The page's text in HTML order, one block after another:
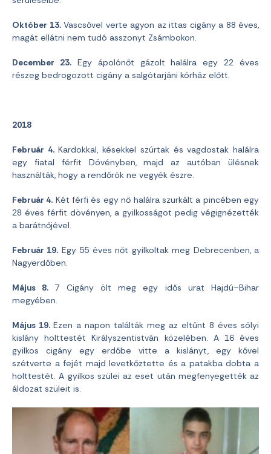
Október 13.Vascsővel verte agyon az ittas cigány a 88 éves,
magát ellátni nem tudó asszonyt Zsámbokon.
December 23.Egy ápolónőt gázolt halálra egy 22 éves
részeg bedrogozott cigány a salgótarjáni kórház előtt.
2018
Február 4.Kardokkal, késekkel szúrtak és vagdostak halálra
egy fiatal férfit Dövényben, majd az autóban ülésnek
használták, hogy a rendőrök ne vegyék észre.
Február 4. Két férfi és egy nő halálra szurkált a pincében egy
28 éves férfit dövényen, a gyilkosságot pedig végignézették
a barátnőjével.
Február 19. Egy 55 éves nőt gyilkoltak meg Debrecenben, a
Nagyerdőben.
Május 8. 7 Cigány ölt meg egy idős urat Hajdú–Bihar
megyében.
Május 19. Ezen a napon találták meg az eltűnt 8 éves sólyi
kislány holttestét Királyszentistván közelében. A 16 éves
gyilkos cigány egy erdőbe vitte a kislányt, egy kővel
szétverte a fejét majd levetkőztette és a patakba dobta a
holttestét. A gyilkos szülei az eset után megfenyegették az
áldozat szüleit is.